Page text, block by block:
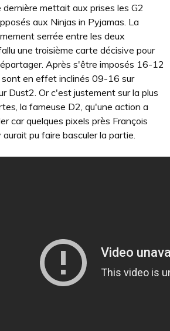
mettait aux prises les G2
aux Ninjas in Pyjamas. La
serrée entre les deux
une troisième carte décisive pour
Après s'être imposés 16-12
sont en effet inclinés 09-16 sur
Dust2. Or c'est justement sur la plus
la fameuse D2, qu'une action a
car quelques pixels près François
pu faire basculer la partie.